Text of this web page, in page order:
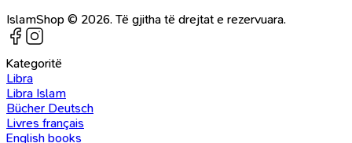
IslamShop © 2026. Të gjitha të drejtat e rezervuara.
Kategoritë
Libra
Libra Islam
Bücher Deutsch
Livres français
English books